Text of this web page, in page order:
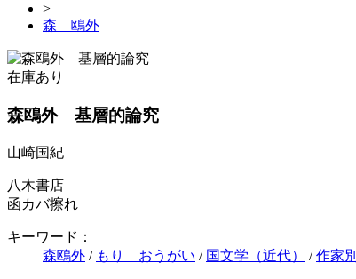
>
森 鴎外
在庫あり
森鴎外 基層的論究
山崎国紀
八木書店
函カバ擦れ
キーワード：
森鴎外 / もり おうがい / 国文学（近代） /作家別